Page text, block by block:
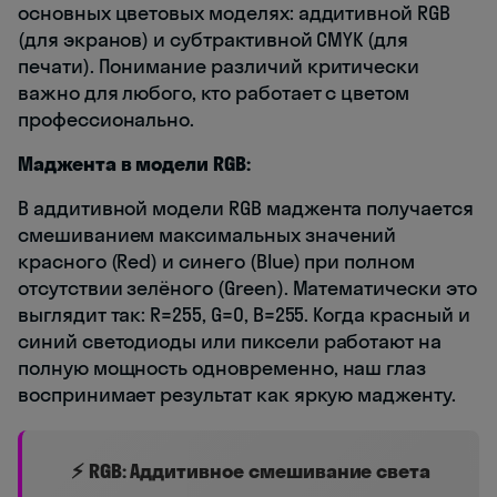
основных цветовых моделях: аддитивной RGB
(для экранов) и субтрактивной CMYK (для
печати). Понимание различий критически
важно для любого, кто работает с цветом
профессионально.
Маджента в модели RGB:
В аддитивной модели RGB маджента получается
смешиванием максимальных значений
красного (Red) и синего (Blue) при полном
отсутствии зелёного (Green). Математически это
выглядит так: R=255, G=0, B=255. Когда красный и
синий светодиоды или пиксели работают на
полную мощность одновременно, наш глаз
воспринимает результат как яркую мадженту.
⚡ RGB: Аддитивное смешивание света